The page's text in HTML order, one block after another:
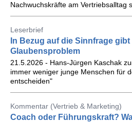
Nachwuchskräfte am Vertriebsalltag
Leserbrief
In Bezug auf die Sinnfrage
Glaubensproblem
21.5.2026 - Hans-Jürgen Kaschak
immer weniger junge Menschen für
entscheiden"
Kommentar (Vertrieb & Marketing)
Coach oder Führungskraft?